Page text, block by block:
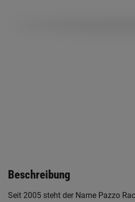
Beschreibung
Seit 2005 steht der Name Pazzo